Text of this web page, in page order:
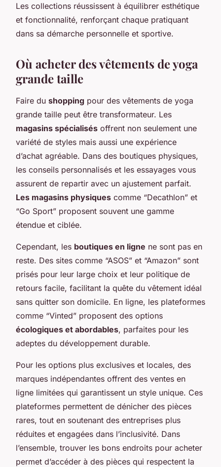
Les collections réussissent à équilibrer esthétique
et fonctionnalité, renforçant chaque pratiquant
dans sa démarche personnelle et sportive.
Où acheter des vêtements de yoga
grande taille
Faire du shopping pour des vêtements de yoga
grande taille peut être transformateur. Les
magasins spécialisés offrent non seulement une
variété de styles mais aussi une expérience
d’achat agréable. Dans des boutiques physiques,
les conseils personnalisés et les essayages vous
assurent de repartir avec un ajustement parfait.
Les magasins physiques comme “Decathlon” et
“Go Sport” proposent souvent une gamme
étendue et ciblée.
Cependant, les boutiques en ligne ne sont pas en
reste. Des sites comme “ASOS” et “Amazon” sont
prisés pour leur large choix et leur politique de
retours facile, facilitant la quête du vêtement idéal
sans quitter son domicile. En ligne, les plateformes
comme “Vinted” proposent des options
écologiques et abordables, parfaites pour les
adeptes du développement durable.
Pour les options plus exclusives et locales, des
marques indépendantes offrent des ventes en
ligne limitées qui garantissent un style unique. Ces
plateformes permettent de dénicher des pièces
rares, tout en soutenant des entreprises plus
réduites et engagées dans l’inclusivité. Dans
l’ensemble, trouver les bons endroits pour acheter
permet d’accéder à des pièces qui respectent la